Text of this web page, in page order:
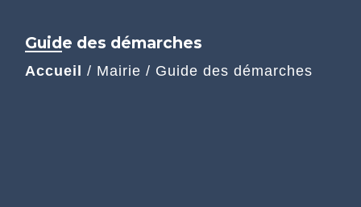
Guide des démarches
Accueil / Mairie / Guide des démarches